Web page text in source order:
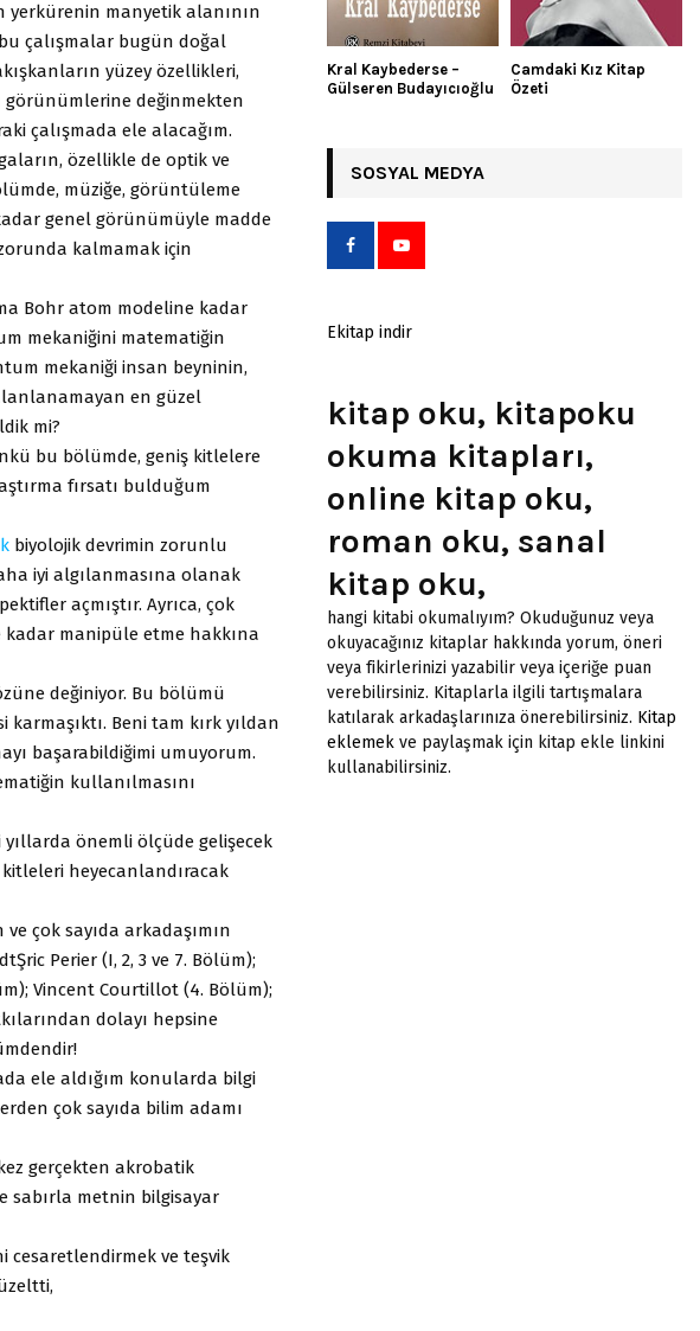
yerkürenin manyetik alanının
çalışmalar bugün doğal
yüzey özellikleri,
görünümlerine değinmekten
çalışmada ele alacağım.
özellikle de optik ve
müziğe, görüntüleme
genel görünümüyle madde
kalmamak için
Bohr atom modeline kadar
mekaniğini matematiğin
mekaniği insan beyninin,
en güzel
mi?
bu bölümde, geniş kitlelere
fırsatı bulduğum
biyolojik devrimin zorunlu
iyi algılanmasına olanak
açmıştır. Ayrıca, çok
kadar manipüle etme hakkına
değiniyor. Bu bölümü
Beni tam kırk yıldan
başarabildiğimi umuyorum.
kullanılmasını
önemli ölçüde gelişecek
heyecanlandıracak
çok sayıda arkadaşımın
Perier (I, 2, 3 ve 7. Bölüm);
Vincent Courtillot (4. Bölüm);
dolayı hepsine
ele aldığım konularda bilgi
çok sayıda bilim adamı
gerçekten akrobatik
sabırla metnin bilgisayar
cesaretlendirmek ve teşvik
Kral Kaybederse –
Gülseren Budayıcıoğlu
Camdaki Kız Kitap
Özeti
SOSYAL MEDYA
Ekitap indir
kitap oku, kitapoku
okuma kitapları,
online kitap oku,
roman oku, sanal
kitap oku,
hangi kitabi okumalıyım? Okuduğunuz veya
okuyacağınız kitaplar hakkında yorum, öneri
veya fikirlerinizi yazabilir veya içeriğe puan
verebilirsiniz. Kitaplarla ilgili tartışmalara
katılarak arkadaşlarınıza önerebilirsiniz. Kitap
eklemek ve paylaşmak için kitap ekle linkini
kullanabilirsiniz.